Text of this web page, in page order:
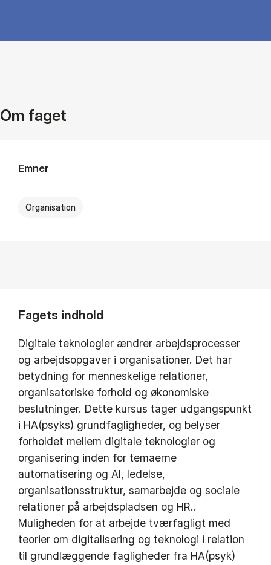
Om faget
Emner
Organisation
Fagets indhold
Digitale teknologier ændrer arbejdsprocesser
og arbejdsopgaver i organisationer. Det har
betydning for menneskelige relationer,
organisatoriske forhold og økonomiske
beslutninger. Dette kursus tager udgangspunkt
i HA(psyks) grundfagligheder, og belyser
forholdet mellem digitale teknologier og
organisering inden for temaerne
automatisering og AI, ledelse,
organisationsstruktur, samarbejde og sociale
relationer på arbejdspladsen og HR..
Muligheden for at arbejde tværfagligt med
teorier om digitalisering og teknologi i relation
til grundlæggende fagligheder fra HA(psyk)